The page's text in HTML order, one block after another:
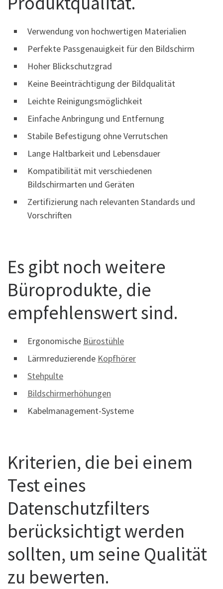
Verwendung von hochwertigen Materialien
Perfekte Passgenauigkeit für den Bildschirm
Hoher Blickschutzgrad
Keine Beeinträchtigung der Bildqualität
Leichte Reinigungsmöglichkeit
Einfache Anbringung und Entfernung
Stabile Befestigung ohne Verrutschen
Lange Haltbarkeit und Lebensdauer
Kompatibilität mit verschiedenen
Bildschirmarten und Geräten
Zertifizierung nach relevanten Standards und
Vorschriften
Es gibt noch weitere
Büroprodukte, die
empfehlenswert sind.
Ergonomische Bürostühle
Lärmreduzierende Kopfhörer
Stehpulte
Bildschirmerhöhungen
Kabelmanagement-Systeme
Kriterien, die bei einem
Test eines
Datenschutzfilters
berücksichtigt werden
sollten, um seine Qualität
zu bewerten.